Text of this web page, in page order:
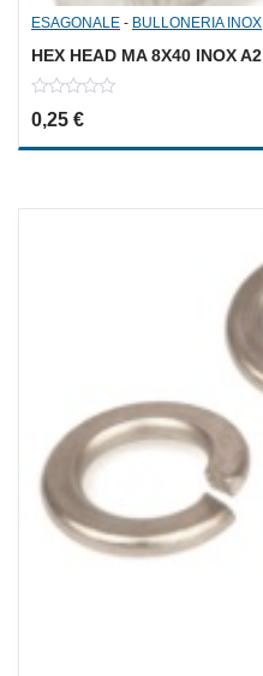
ESAGONALE - BULLONERIA INOX
HEX HEAD MA 8X40 INOX A2
0
out
5
0,25 €